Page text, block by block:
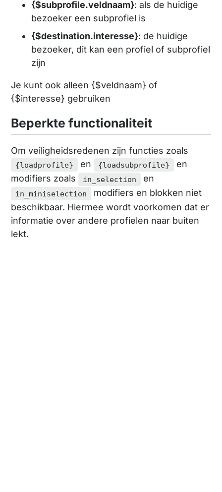
{$subprofile.veldnaam}: als de huidige
bezoeker een subprofiel is
{$destination.interesse}: de huidige
bezoeker, dit kan een profiel of subprofiel
zijn
Je kunt ook alleen {$veldnaam} of
{$interesse} gebruiken
Beperkte functionaliteit
Om veiligheidsredenen zijn functies zoals
{loadprofile} en {loadsubprofile}
en
modifiers zoals
in_selection en
in_miniselection
modifiers en blokken niet
beschikbaar. Hiermee wordt voorkomen dat er
informatie over andere profielen naar buiten
lekt.